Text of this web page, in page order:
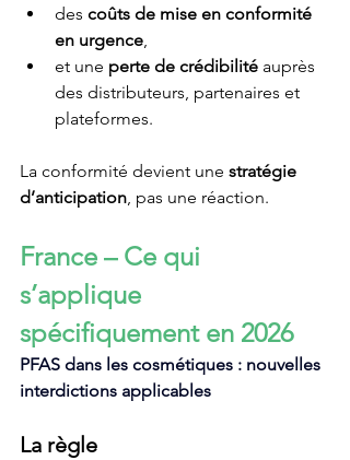
des coûts de mise en conformité
en urgence,
et une perte de crédibilité auprès
des distributeurs, partenaires et
plateformes.
La conformité devient une stratégie
d’anticipation, pas une réaction.
France – Ce qui
s’applique
spécifiquement en 2026
PFAS dans les cosmétiques : nouvelles
interdictions applicables
La règle